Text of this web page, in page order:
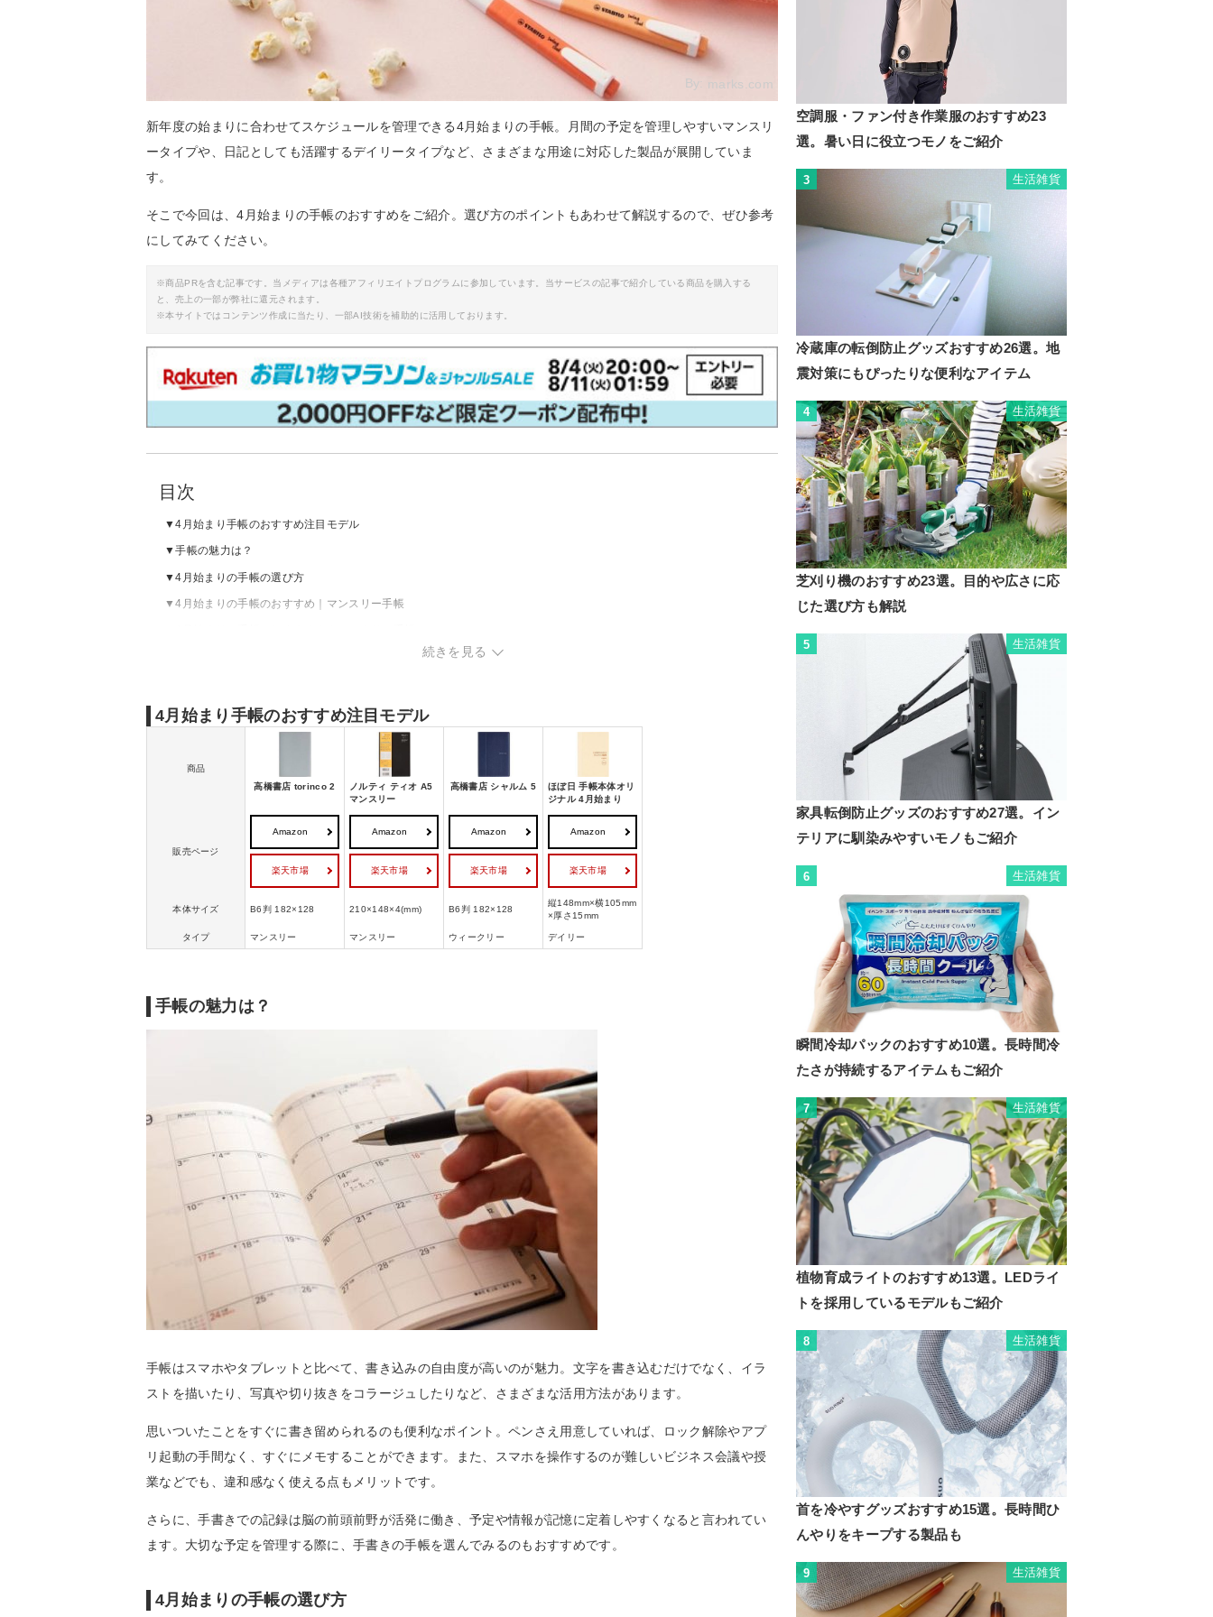
By: marks.com
新年度の始まりに合わせてスケジュールを管理できる4月始まりの手帳。月間の予定を管理しやすいマンスリ
ータイプや、日記としても活躍するデイリータイプなど、さまざまな用途に対応した製品が展開していま
す。
そこで今回は、4月始まりの手帳のおすすめをご紹介。選び方のポイントもあわせて解説するので、ぜひ参考
にしてみてください。
※商品PRを含む記事です。当メディアは各種アフィリエイトプログラムに参加しています。当サービスの記事で紹介している商品を購入する
と、売上の一部が弊社に還元されます。
※本サイトではコンテンツ作成に当たり、一部AI技術を補助的に活用しております。
目次
4月始まり手帳のおすすめ注目モデル
手帳の魅力は？
4月始まりの手帳の選び方
4月始まりの手帳のおすすめ｜マンスリー手帳
続きを見る
4月始まり手帳のおすすめ注目モデル
商品
高橋書店 torinco 2
ノルティ ティオ A5
マンスリー
高橋書店 シャルム 5
ほぼ日 手帳本体オリ
ジナル 4月始まり
販売ページ
Amazon
楽天市場
Amazon
楽天市場
Amazon
楽天市場
Amazon
楽天市場
本体サイズ B6判 182×128 210×148×4(mm) B6判 182×128
縦148mm×横105mm
×厚さ15mm
タイプ マンスリー マンスリー ウィークリー デイリー
手帳の魅力は？
手帳はスマホやタブレットと比べて、書き込みの自由度が高いのが魅力。文字を書き込むだけでなく、イラ
ストを描いたり、写真や切り抜きをコラージュしたりなど、さまざまな活用方法があります。
思いついたことをすぐに書き留められるのも便利なポイント。ペンさえ用意していれば、ロック解除やアプ
リ起動の手間なく、すぐにメモすることができます。また、スマホを操作するのが難しいビジネス会議や授
業などでも、違和感なく使える点もメリットです。
さらに、手書きでの記録は脳の前頭前野が活発に働き、予定や情報が記憶に定着しやすくなると言われてい
ます。大切な予定を管理する際に、手書きの手帳を選んでみるのもおすすめです。
4月始まりの手帳の選び方
空調服・ファン付き作業服のおすすめ23
選。暑い日に役立つモノをご紹介
3 生活雑貨
冷蔵庫の転倒防止グッズおすすめ26選。地
震対策にもぴったりな便利なアイテム
4 生活雑貨
芝刈り機のおすすめ23選。目的や広さに応
じた選び方も解説
5 生活雑貨
家具転倒防止グッズのおすすめ27選。イン
テリアに馴染みやすいモノもご紹介
6 生活雑貨
瞬間冷却パックのおすすめ10選。長時間冷
たさが持続するアイテムもご紹介
7 生活雑貨
植物育成ライトのおすすめ13選。LEDライ
トを採用しているモデルもご紹介
8 生活雑貨
首を冷やすグッズおすすめ15選。長時間ひ
んやりをキープする製品も
9 生活雑貨